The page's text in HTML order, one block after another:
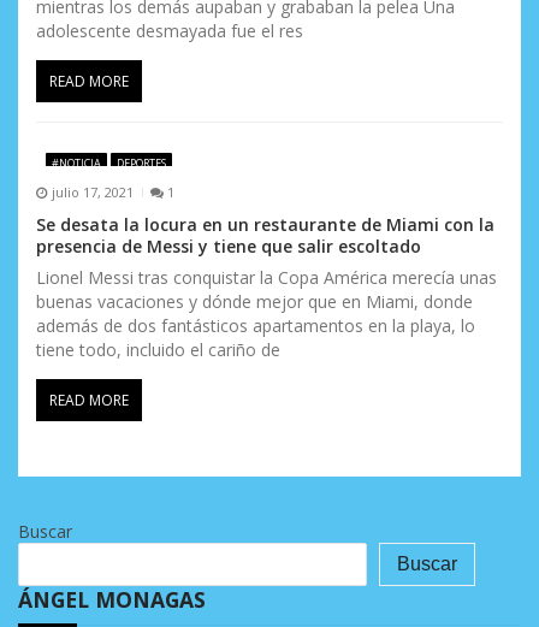
mientras los demás aupaban y grababan la pelea Una
adolescente desmayada fue el res
READ MORE
#NOTICIA DEPORTES
julio 17, 2021 1
Se desata la locura en un restaurante de Miami con la
presencia de Messi y tiene que salir escoltado
Lionel Messi tras conquistar la Copa América merecía unas
buenas vacaciones y dónde mejor que en Miami, donde
además de dos fantásticos apartamentos en la playa, lo
tiene todo, incluido el cariño de
READ MORE
Buscar
Buscar
ÁNGEL MONAGAS